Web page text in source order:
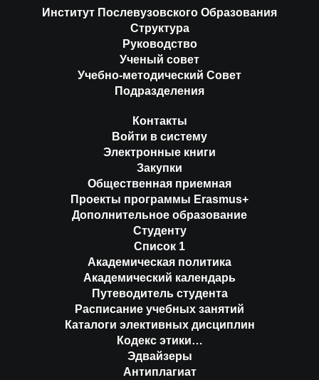
Институт Послевузовского Образования
Структура
Руководство
Ученый совет
Учебно-методический Совет
Подразделения
Контакты
Войти в систему
Электронные книги
Закупки
Общественная приемная
Проекты программы Erasmus+
Дополнительное образование
Студенту
Список 1
Академическая политика
Академический календарь
Путеводитель студента
Расписание учебных занятий
Каталоги элективных дисциплин
Кодекс этики…
Эдвайзеры
Антиплагиат